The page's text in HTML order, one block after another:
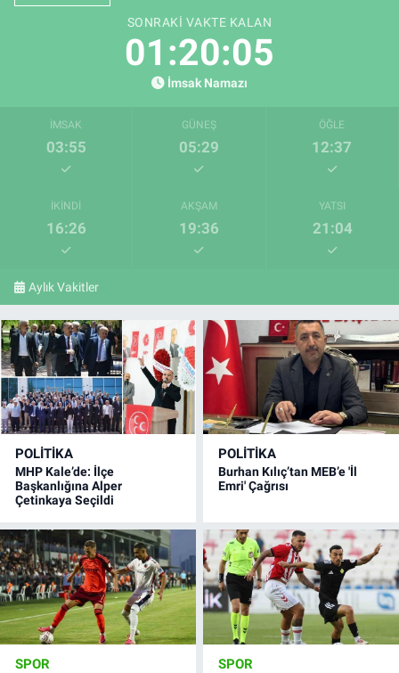
SONRAKI VAKTE KALAN
01:20:04
İmsak Namazı
İMSAK
03:55
GÜNEŞ
05:29
ÖĞLE
12:37
İKINDI
16:26
AKŞAM
19:36
YATSI
21:04
Aylık Vakitler
POLITIKA
MHP Kale’de: İlçe
Başkanlığına Alper
Çetinkaya Seçildi
POLITIKA
Burhan Kılıç’tan MEB’e 'İl
Emri' Çağrısı
SPOR SPOR